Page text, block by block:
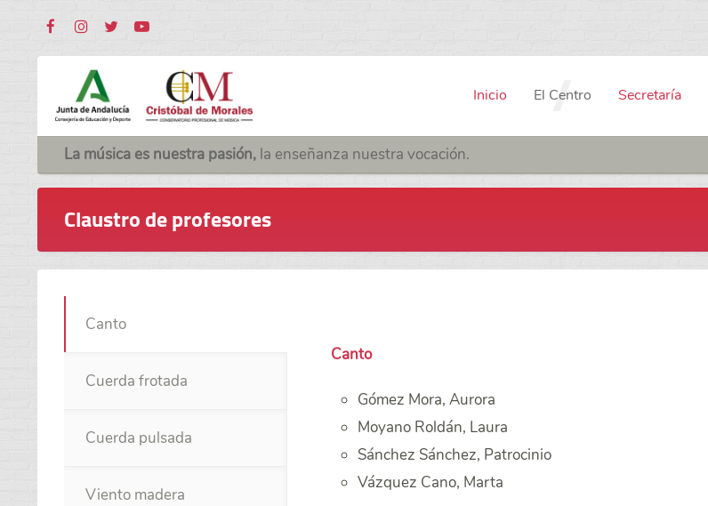
Inicio El Centro Secretaría
La música es nuestra pasión, la enseñanza nuestra vocación.
Claustro de profesores
Canto
Cuerda frotada
Cuerda pulsada
Viento madera
Canto
Gómez Mora, Aurora
Moyano Roldán, Laura
Sánchez Sánchez, Patrocinio
Vázquez Cano, Marta